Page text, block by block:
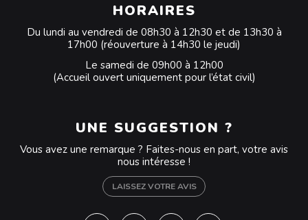
HORAIRES
Du lundi au vendredi de 08h30 à 12h30 et de 13h30 à
17h00 (réouverture à 14h30 le jeudi)
Le samedi de 09h00 à 12h00
(Accueil ouvert uniquement pour l’état civil)
UNE SUGGESTION ?
Vous avez une remarque ? Faites-nous en part, votre avis
nous intéresse !
LAISSEZ VOTRE AVIS